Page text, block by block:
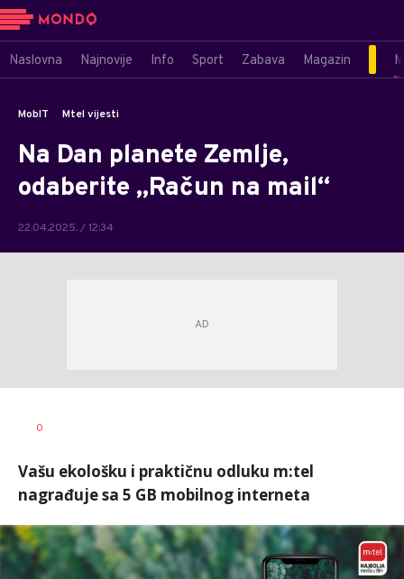
Naslovna Najnovije Info Sport Zabava Magazin
MobIT Mtel vijesti
Na Dan planete Zemlje,
odaberite „Račun na mail“
22.04.2025. / 12:34
AUTOR
0
Vašu ekološku i praktičnu odluku m:tel
nagrađuje sa 5 GB mobilnog interneta